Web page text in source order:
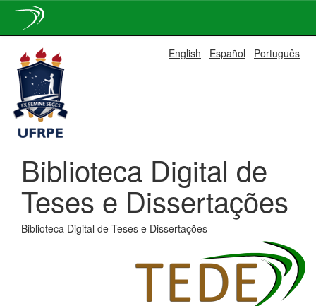
navigation
English Español Português
Biblioteca Digital de
Teses e Dissertações
Biblioteca Digital de Teses e Dissertações